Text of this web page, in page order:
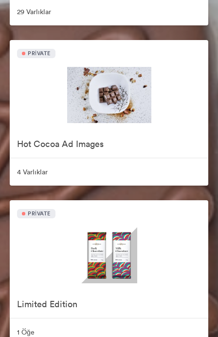
29 Varlıklar
PRIVATE
Hot Cocoa Ad Images
4 Varlıklar
PRIVATE
Limited Edition
1 Öğe